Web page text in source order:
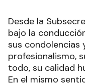
Desde la
bajo la
sus condolencias
profesionalismo,
todo, su calidad
En el mismo